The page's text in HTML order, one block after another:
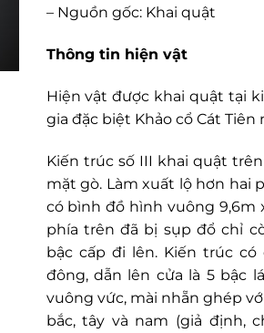
– Nguồn gốc: Khai quật
Thông tin hiện vật
Hiện vật được khai quật tại
gia đặc biệt Khảo cổ Cát Tiên
Kiến trúc số III khai quật
mặt gò. Làm xuất lộ hơn hai
có bình đồ hình vuông 9,6m
phía trên đã bị sụp đổ chỉ
bậc cấp đi lên. Kiến trúc
đông, dẫn lên cửa là 5 bậc
vuông vức, mài nhẵn ghép
bắc, tây và nam (giả định,